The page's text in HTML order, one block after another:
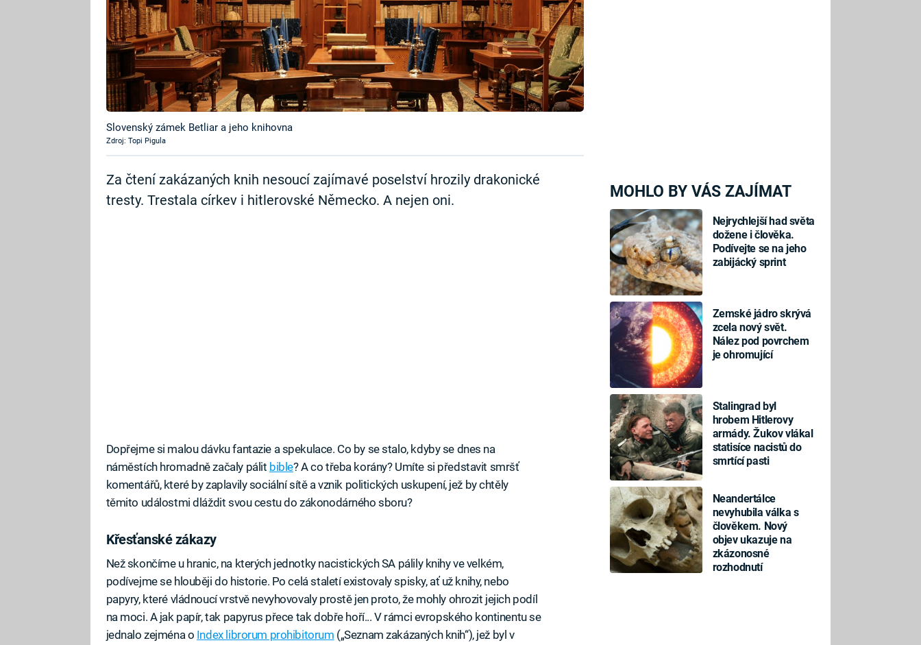
MOHLO BY VÁS ZAJÍMAT
Nejrychlejší had světa
dožene i člověka.
Podívejte se na jeho
zabijácký sprint
Zemské jádro skrývá
zcela nový svět.
Nález pod povrchem
je ohromující
Stalingrad byl
hrobem Hitlerovy
armády. Žukov vlákal
statisíce nacistů do
smrtící pasti
Neandertálce
nevyhubila válka s
člověkem. Nový
objev ukazuje na
zkázonosné
rozhodnutí
Slovenský zámek Betliar a jeho knihovna
Zdroj: Topi Pigula
Za čtení zakázaných knih nesoucí zajímavé poselství hrozily drakonické
tresty. Trestala církev i hitlerovské Německo. A nejen oni.
Dopřejme si malou dávku fantazie a spekulace. Co by se stalo, kdyby se dnes na
náměstích hromadně začaly pálit bible? A co třeba korány? Umíte si představit smršť
komentářů, které by zaplavily sociální sítě a vznik politických uskupení, jež by chtěly
těmito událostmi dláždit svou cestu do zákonodárného sboru?
Křesťanské zákazy
Než skončíme u hranic, na kterých jednotky nacistických SA pálily knihy ve velkém,
podívejme se hlouběji do historie. Po celá staletí existovaly spisky, ať už knihy, nebo
papyry, které vládnoucí vrstvě nevyhovovaly prostě jen proto, že mohly ohrozit jejich podíl
na moci. A jak papír, tak papyrus přece tak dobře hoří... V rámci evropského kontinentu se
jednalo zejména o Index librorum prohibitorum („Seznam zakázaných knih“), jež byl v